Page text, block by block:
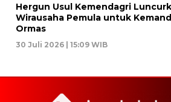
Hergun Usul Kemendagri
Wirausaha Pemula untuk
Ormas
30 Juli 2026 | 15:09 WIB